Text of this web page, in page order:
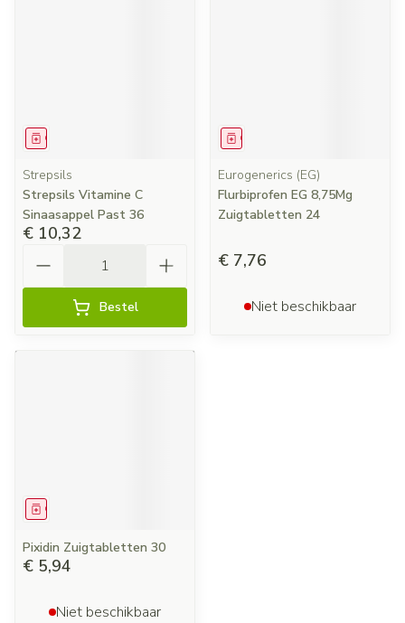
Geneesmiddel
Strepsils
Strepsils Vitamine C
Sinaasappel Past 36
€ 10,32
Bestel
Geneesmiddel
Eurogenerics (EG)
Flurbiprofen EG 8,75Mg
Zuigtabletten 24
€ 7,76
Niet beschikbaar
Geneesmiddel
Pixidin Zuigtabletten 30
€ 5,94
Niet beschikbaar